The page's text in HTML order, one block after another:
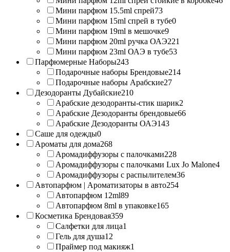
Мини парфюм 15.5ml спрей73
Мини парфюм 15ml спрей в тубе0
Мини парфюм 19ml в мешочке9
Мини парфюм 20ml ручка ОАЭ221
Мини парфюм 23ml ОАЭ в тубе53
Парфюмерные Наборы243
Подарочные наборы Брендовые214
Подарочные наборы Арабские27
Дезодоранты Дубайские210
Арабские дезодоранты-стик шарик2
Арабские Дезодоранты брендовые66
Арабские Дезодоранты ОАЭ143
Саше для одежды0
Ароматы для дома268
Аромадиффузоры с палочками228
Аромадиффузоры с палочками Lux Jo Malone4
Аромадиффузоры с распылителем36
Автопарфюм | Ароматизаторы в авто254
Автопарфюм 12ml89
Автопарфюм 8ml в упаковке165
Косметика Брендовая359
Салфетки для лица1
Гель для душа12
Праймер под макияж1